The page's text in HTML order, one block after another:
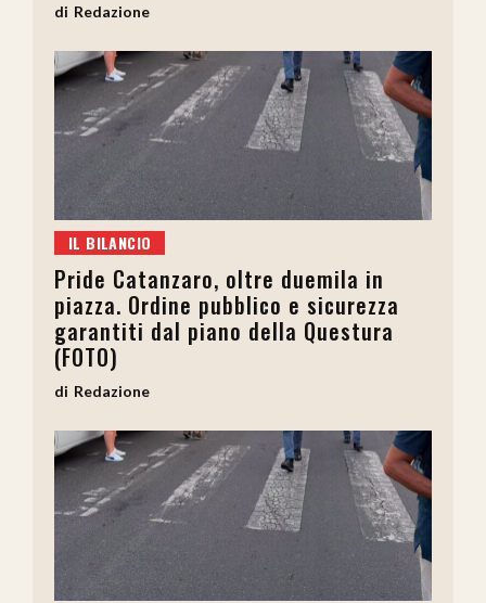
Redazione
IL BILANCIO
Pride Catanzaro, oltre duemila in
piazza. Ordine pubblico e sicurezza
garantiti dal piano della Questura
(FOTO)
Redazione